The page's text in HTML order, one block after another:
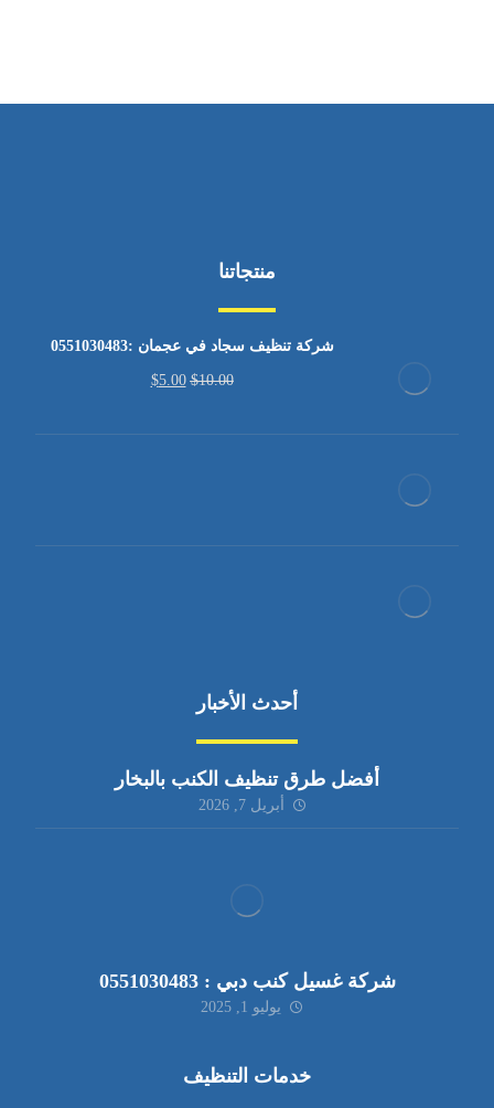
منتجاتنا
شركة تنظيف سجاد في عجمان :0551030483
$10.00
$5.00
أحدث الأخبار
أفضل طرق تنظيف الكنب بالبخار
أبريل 7, 2026
شركة غسيل كنب دبي : 0551030483
يوليو 1, 2025
خدمات التنظيف